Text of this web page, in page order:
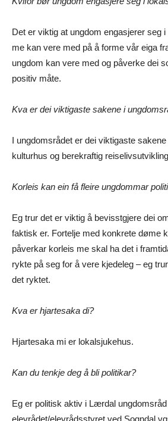
Det er viktig at ungdom engasjerer seg
me kan vere med på å forme vår eiga
ungdom kan vere med og påverke dei
positiv måte.
Kva er dei viktigaste sakene i
I ungdomsrådet er dei viktigaste
kulturhus og berekraftig
Korleis kan ein få fleire ungdommar
Eg trur det er viktig å bevisstgjere dei
faktisk er. Fortelje med konkrete døme
påverkar korleis me skal ha det i
rykte på seg for å vere kjedeleg – eg
det ryktet.
Kva er hjartesaka di?
Hjartesaka mi er lokalsjukehus.
Kan du tenkje deg å bli politikar?
Eg er politisk aktiv i Lærdal
elevrådet/elevrådsstyret ved Sogndal